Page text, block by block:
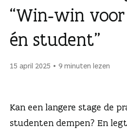
“Win‑win
én student”
15 april 2025 9 minuten lezen
Kan een langere stage de
studenten dempen? En